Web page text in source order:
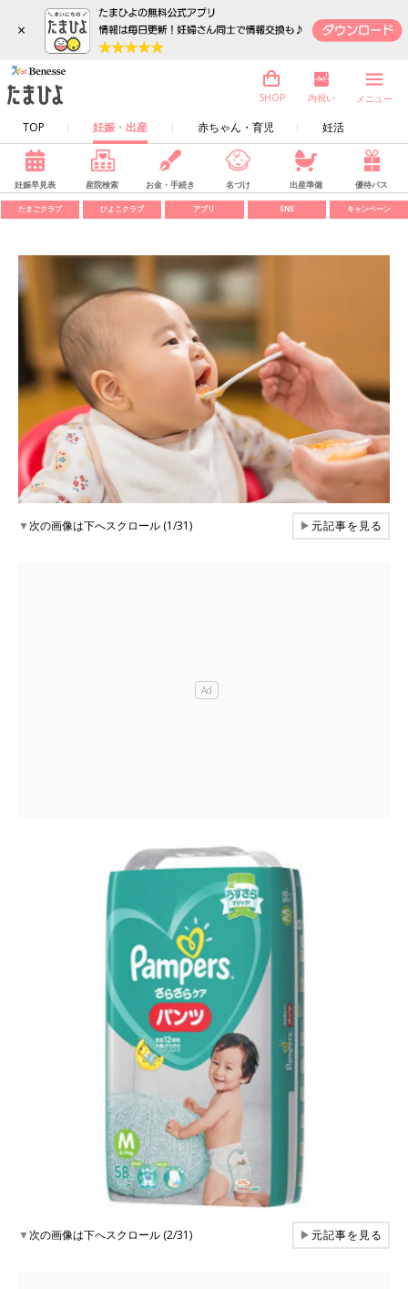
×
TOP 妊娠・出産 赤ちゃん・育児 妊活
SHOP 内祝い メニュー
妊娠早見表 産院検索 お金・手続き 名づけ 出産準備 優待パス
たまごクラブ ひよこクラブ アプリ SNS キャンペーン
▼次の画像は下へスクロール (1/31) ▶元記事を見る
▼次の画像は下へスクロール (2/31) ▶元記事を見る